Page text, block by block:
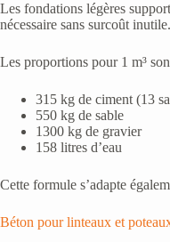
Les fondations légères
nécessaire sans surcoût inutile.
Les proportions pour 1 m³
315 kg de ciment (13
550 kg de sable
1300 kg de gravier
158 litres d’eau
Cette formule s’adapte
Béton pour linteaux et